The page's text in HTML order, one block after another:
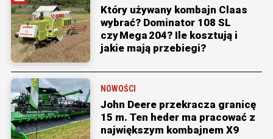
Który używany kombajn Claas
wybrać? Dominator 108 SL
czy Mega 204? Ile kosztują i
jakie mają przebiegi?
NOWOŚCI
John Deere przekracza granicę
15 m. Ten heder ma pracować z
największym kombajnem X9